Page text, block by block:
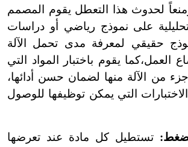
لحدوث هذا التعطل يقوم المصمم
على نموذج رياضي أو دراسات
حقيقي لمعرفة مدى تحمل الآلة
العمل،كما يقوم باختبار المواد التي
من الآلة منها لضمان حسن أدائها،
التي يمكن توظيفها للوصول
تستطيل كل مادة عند تعرضها